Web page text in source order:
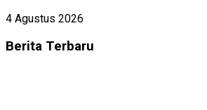
4 Agustus 2026
Berita Terbaru